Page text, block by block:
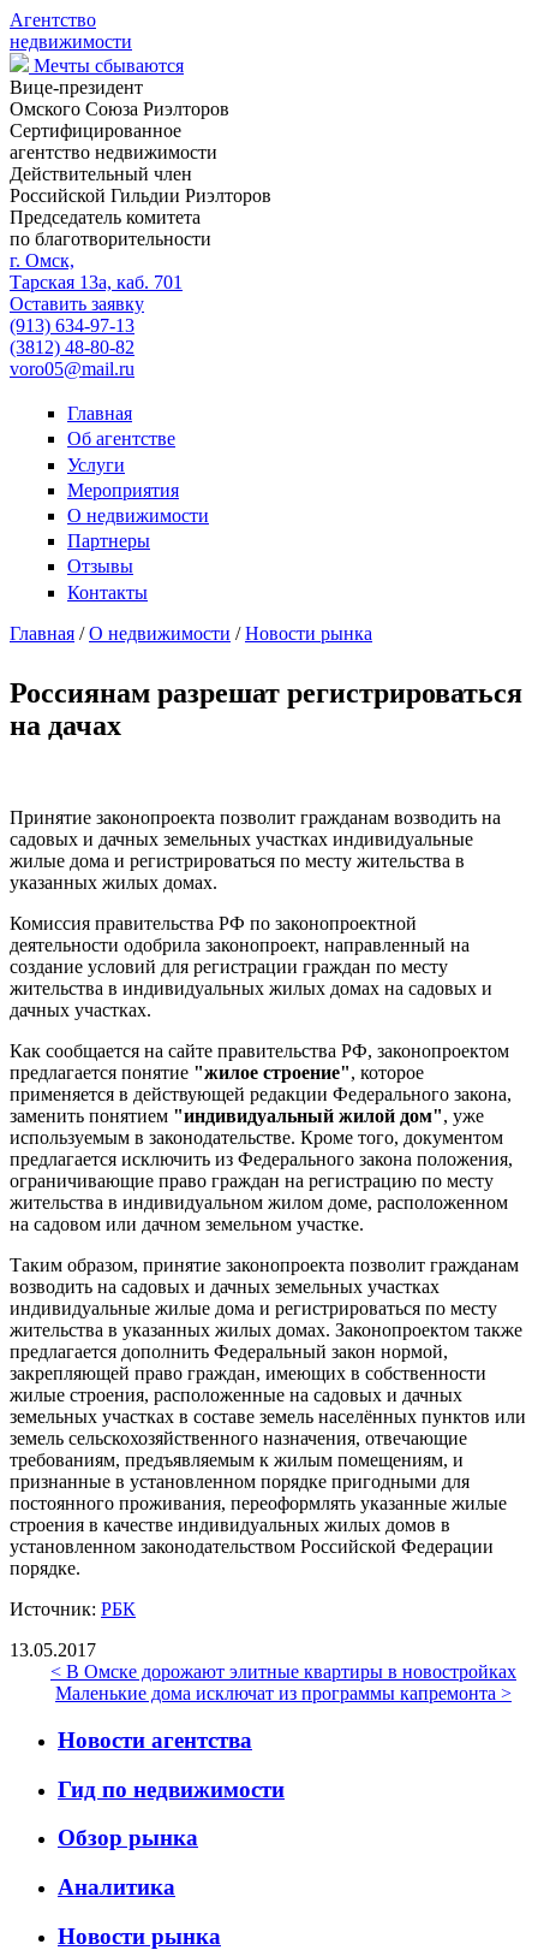
Агентство
недвижимости
Мечты сбываются
Вице-президент
Омского Союза Риэлторов
Сертифицированное
агентство недвижимости
Действительный член
Российской Гильдии Риэлторов
Председатель комитета
по благотворительности
г. Омск,
Тарская 13а, каб. 701
Оставить заявку
(913) 634-97-13
(3812) 48-80-82
voro05@mail.ru
Главная
Об агентстве
Услуги
Мероприятия
О недвижимости
Партнеры
Отзывы
Контакты
Главная /О недвижимости /Новости рынка
Россиянам разрешат регистрироваться
на дачах
Принятие законопроекта позволит гражданам возводить на
садовых и дачных земельных участках индивидуальные
жилые дома и регистрироваться по месту жительства в
указанных жилых домах.
Комиссия правительства РФ по законопроектной
деятельности одобрила законопроект, направленный на
создание условий для регистрации граждан по месту
жительства в индивидуальных жилых домах на садовых и
дачных участках.
Как сообщается на сайте правительства РФ, законопроектом
предлагается понятие "жилое строение", которое
применяется в действующей редакции Федерального закона,
заменить понятием "индивидуальный жилой дом", уже
используемым в законодательстве. Кроме того, документом
предлагается исключить из Федерального закона положения,
ограничивающие право граждан на регистрацию по месту
жительства в индивидуальном жилом доме, расположенном
на садовом или дачном земельном участке.
Таким образом, принятие законопроекта позволит гражданам
возводить на садовых и дачных земельных участках
индивидуальные жилые дома и регистрироваться по месту
жительства в указанных жилых домах. Законопроектом также
предлагается дополнить Федеральный закон нормой,
закрепляющей право граждан, имеющих в собственности
жилые строения, расположенные на садовых и дачных
земельных участках в составе земель населённых пунктов или
земель сельскохозяйственного назначения, отвечающие
требованиям, предъявляемым к жилым помещениям, и
признанные в установленном порядке пригодными для
постоянного проживания, переоформлять указанные жилые
строения в качестве индивидуальных жилых домов в
установленном законодательством Российской Федерации
порядке.
Источник: РБК
13.05.2017
< В Омске дорожают элитные квартиры в новостройках
Маленькие дома исключат из программы капремонта >
Новости агентства
Гид по недвижимости
Обзор рынка
Аналитика
Новости рынка